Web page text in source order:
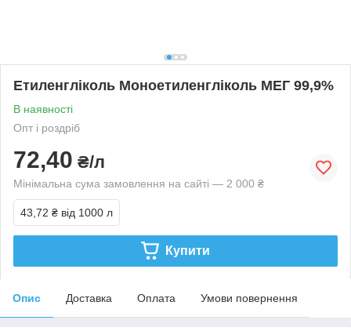
Етиленгліколь Моноетиленгліколь МЕГ 99,9%
В наявності
Опт і роздріб
72,40 ₴/л
Мінімальна сума замовлення на сайті — 2 000 ₴
43,72 ₴ від 1000 л
Купити
Опис Доставка Оплата Умови повернення